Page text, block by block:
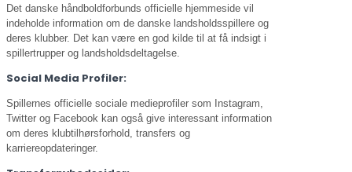
Det danske håndboldforbunds officielle hjemmeside vil
indeholde information om de danske landsholdsspillere og
deres klubber. Det kan være en god kilde til at få indsigt i
spillertrupper og landsholdsdeltagelse.
Social Media Profiler:
Spillernes officielle sociale medieprofiler som Instagram,
Twitter og Facebook kan også give interessant information
om deres klubtilhørsforhold, transfers og
karriereopdateringer.